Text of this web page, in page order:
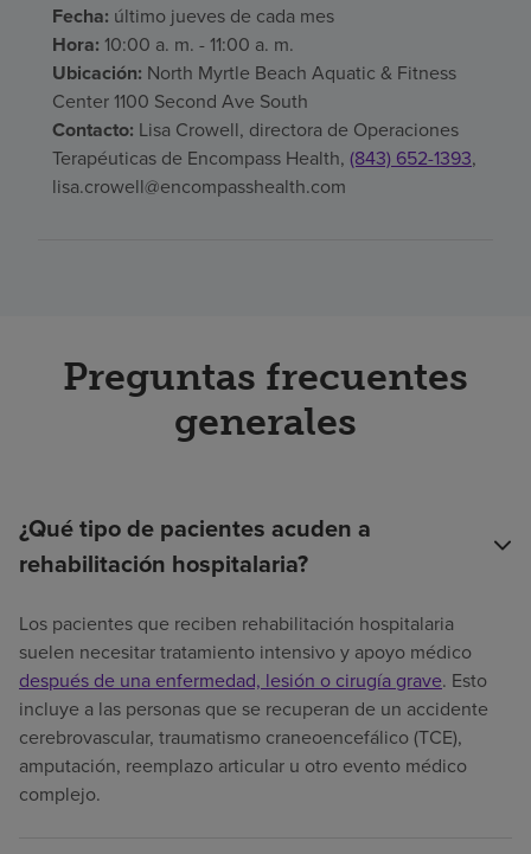
Fecha: último jueves de cada mes
Hora: 10:00 a. m. - 11:00 a. m.
Ubicación: North Myrtle Beach Aquatic & Fitness
Center 1100 Second Ave South
Contacto: Lisa Crowell, directora de Operaciones
Terapéuticas de Encompass Health, (843) 652-1393,
lisa.crowell@encompasshealth.com
Preguntas frecuentes
generales
¿Qué tipo de pacientes acuden a
rehabilitación hospitalaria?
Los pacientes que reciben rehabilitación hospitalaria
suelen necesitar tratamiento intensivo y apoyo médico
después de una enfermedad, lesión o cirugía grave. Esto
incluye a las personas que se recuperan de un accidente
cerebrovascular, traumatismo craneoencefálico (TCE),
amputación, reemplazo articular u otro evento médico
complejo.